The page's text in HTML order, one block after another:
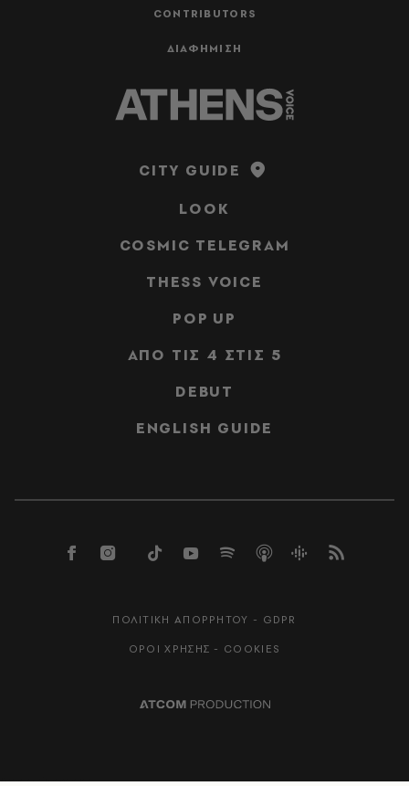
CONTRIBUTORS
ΔΙΑΦΗΜΙΣΗ
CITY GUIDE
LOOK
COSMIC TELEGRAM
THESS VOICE
POP UP
ΑΠΟ ΤΙΣ 4 ΣΤΙΣ 5
DEBUT
ENGLISH GUIDE
ΠΟΛΙΤΙΚΗ ΑΠΟΡΡΗΤΟΥ - GDPR
ΟΡΟΙ ΧΡΗΣΗΣ - COOKIES